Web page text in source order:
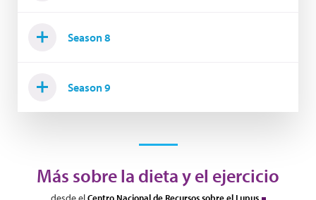
Season 8
Season 9
Más sobre la dieta y el ejercicio